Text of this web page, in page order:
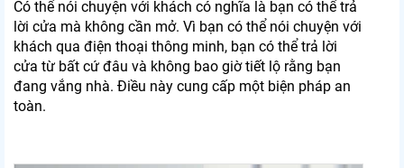
Có thể nói chuyện với khách có nghĩa là bạn có thể trả
lời cửa mà không cần mở. Vì bạn có thể nói chuyện với
khách qua điện thoại thông minh, bạn có thể trả lời
cửa từ bất cứ đâu và không bao giờ tiết lộ rằng bạn
đang vắng nhà. Điều này cung cấp một biện pháp an
toàn.